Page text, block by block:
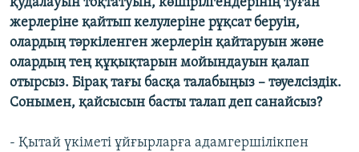
қудалауын тоқтатуын, көшірілгендерінің туған
жерлеріне қайтып келулеріне рұқсат беруін,
олардың тәркіленген жерлерін қайтаруын және
олардың тең құқықтарын мойындауын қалап
отырсыз. Бірақ тағы басқа талабыңыз – тәуелсіздік.
Сонымен, қайсысын басты талап деп санайсыз?
- Қытай үкіметі ұйғырларға адамгершілікпен